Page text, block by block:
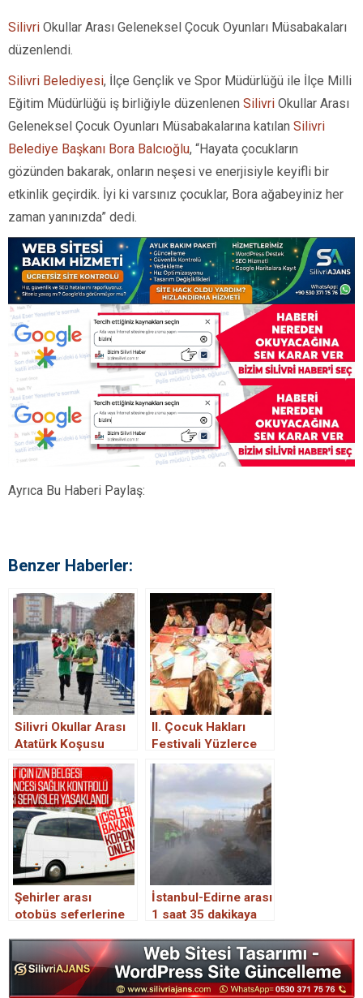
Silivri Okullar Arası Geleneksel Çocuk Oyunları Müsabakaları
düzenlendi.
Silivri Belediyesi, İlçe Gençlik ve Spor Müdürlüğü ile İlçe Milli
Eğitim Müdürlüğü iş birliğiyle düzenlenen Silivri Okullar Arası
Geleneksel Çocuk Oyunları Müsabakalarına katılan Silivri
Belediye Başkanı Bora Balcıoğlu, “Hayata çocukların
gözünden bakarak, onların neşesi ve enerjisiyle keyifli bir
etkinlik geçirdik. İyi ki varsınız çocuklar, Bora ağabeyiniz her
zaman yanınızda” dedi.
Ayrıca Bu Haberi Paylaş:
Benzer Haberler:
Silivri Okullar Arası
Atatürk Koşusu
düzenlendi.
ІІ. Çocuk Hakları
Festivali Yüzlerce
Çocuk ve Yetişkini
Ağırladı
Şehirler arası
otobüs seferlerine
kısıtlaması
İstanbul-Edirne arası
1 saat 35 dakikaya